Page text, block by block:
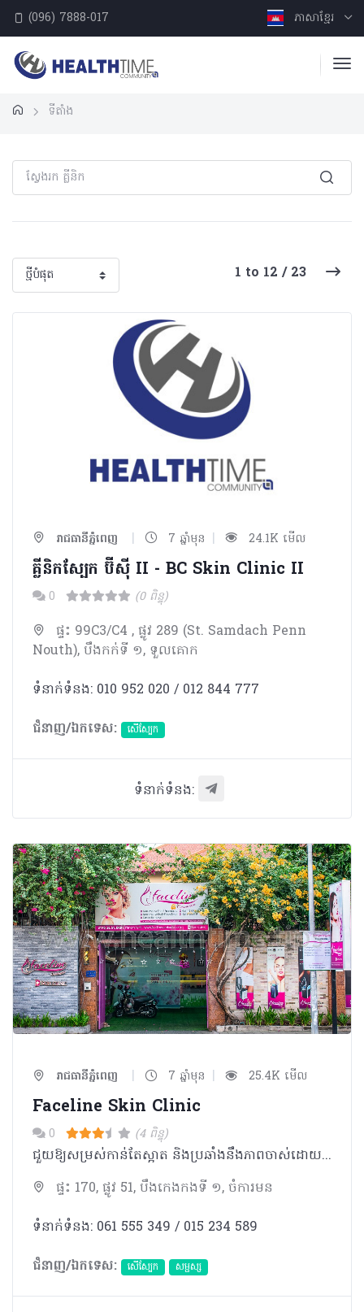
(096) 7888-017 ភាសាខ្មែរ
ទីតាំង
1 to 12 / 23
រាជធានីភ្នំពេញ | 7 ឆ្នាំមុន | 24.1K មើល
គ្លីនិកស្បែក ប៊ីស៊ី II - BC Skin Clinic II
0 (0 ពិន្ទុ)
ផ្ទះ 99C3/C4 , ផ្លូវ 289 (St. Samdach Penn
Nouth), បឹងកក់ទី ១, ទួលគោក
ទំនាក់ទំនង: 010 952 020 / 012 844 777
ជំនាញ/ឯកទេស:
សើស្បែក
ទំនាក់ទំនង:
រាជធានីភ្នំពេញ | 7 ឆ្នាំមុន | 25.4K មើល
Faceline Skin Clinic
0 (4 ពិន្ទុ)
ជួយ​ឱ្យ​សម្រស់​កា​ន់​តែ​ស្អាត និង​ប្រឆាំង​នឹង​ភាព​ចាស់​ដោយ​មិនចាំ​បាច់​វះ​កាត់ ផលិតផល វិធីសាស្រ្ត និងម៉ាស៊ីនរបស់យើង មើល​ទៅ​ហាក់ដូច​ជាស្រដៀង​គ្នា​ជាមួយ​គ្លីនីក​ផ្សេងៗ​ទៀត​​ នៅក្នុង​ទីផ្សារ​កែសម្ផស្ស​​បច្ចុប្បន្ន។​ ប៉ុន្តែ យើង​ពិត​ជា​មានមោទនភាព ​ក្នុងការ​បង្ហាញ​នូវ​ក្រុម​វេជ្ជបណ្ឌិត​ជំនាញ ​និងបុគ្គលិក​ ដែល​ឆ្លងកាត់​ការ​បណ្តុះបណ្តាល​​ត្រឹមត្រឹម ​ដើម្បី​​ធានា​ជូន​នូវ​ការ​ផ្តល់​សេវាកម្ម​ និង​​ការព្យាបាល​​ដ៏ល្អ​បំផុត​ ​ដល់​អតិថិជន​របស់​យើង។ យើង​ផ្តោត​សំខាន់ លើ​វិធីសាស្រ្ត​ព្យាបាល​ទំនើប ​ដោយ​មិន​ចាំបាច់​វះកាត់ តាមរយៈ​ការ​ប្រើប្រាស់​បច្ចេកវិទ្យា​ទំនើប​ចុងក្រោយ​បំផុត ដើម្បី​ជួយ​ឲ្យ​សម្រស់​របស់​អតិថិជន​កាន់តែ​ស្អាត​​តាម​​បែប​ធម្មជាតិ​ និង​ប្រឆាំង​ភាពចាស់​។ ​ អតិថិជន​ នឹង​អាច​មើល​ឃើញ​ពី​លទ្ធផល​តាម​បែប​ធម្មជាតិ ពោល​គឺ​មិនមែន​សិប្បនិមិត្ត​នោះឡើយ។ យើង​រំពឹង​ថា លោក​អ្នក​នឹង​ទទួល​បាន​ភាព​ស្រស់ស្អាត​ តាម​ក្តី​ប្រាថ្នា ដែល​ធ្វើ​ឲ្យ​អ្នក​មាន​ភាព​លេច​ធ្លោ​ខ្លាំង តាម​បែប​ធម្មជាតិ​ មិនមែន​«​សិប្បនិមិត្ត​»​ទេ​។ ​សម្រាប់​ក្រុម​ការងារ​​យើង​ខ្ញុំ​​ អ្នក​គឺ​នៅតែ​ជា ​“អ្នក” ​ដោយ​អម​ជាមួយ​ភាព​លេចធ្លោ​ ស្រស់ស្អាត​ និង ​លើស​ពី​មាន​តម្លៃ។
ផ្ទះ 170, ផ្លូវ 51, បឹងកេងកងទី ១, ចំការមន
ទំនាក់ទំនង: 061 555 349 / 015 234 589
ជំនាញ/ឯកទេស:
សើស្បែក សម្ផស្ស